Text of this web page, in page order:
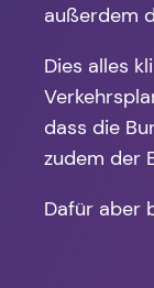
außerdem
Dies alles
dass die
zudem der
Dafür aber